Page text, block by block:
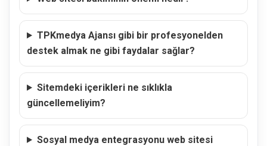
TPKmedya Ajansı gibi bir profesyonelden
destek almak ne gibi faydalar sağlar?
Sitemdeki içerikleri ne sıklıkla
güncellemeliyim?
Sosyal medya entegrasyonu web sitesi